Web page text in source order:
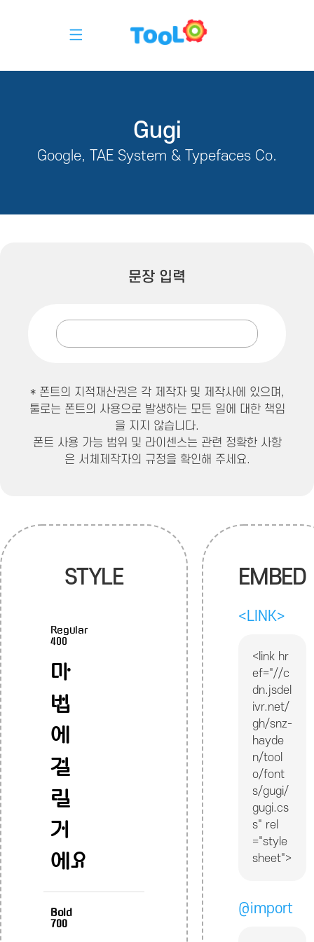
Gugi
Google, TAE System & Typefaces Co.
문장 입력
* 폰트의 지적재산권은 각 제작자 및 제작사에 있으며,
툴로는 폰트의 사용으로 발생하는 모든 일에 대한 책임
을 지지 않습니다.
폰트 사용 가능 범위 및 라이센스는 관련 정확한 사항
은 서체제작자의 규정을 확인해 주세요.
STYLE
Regular
400
마
법
에
걸
릴
거
에요
Bold
700
EMBED
<LINK>
<link hr
ef="//c
dn.jsdel
ivr.net/
gh/snz-
hayde
n/tool
o/font
s/gugi/
gugi.cs
s" rel
="style
sheet">
@import